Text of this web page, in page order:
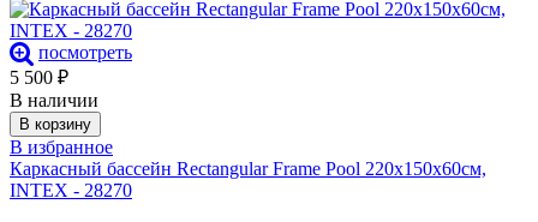
посмотреть
5 500 ₽
В наличии
В корзину
В избранное
Каркасный бассейн Rectangular Frame Pool 220х150х60см,
INTEX - 28270